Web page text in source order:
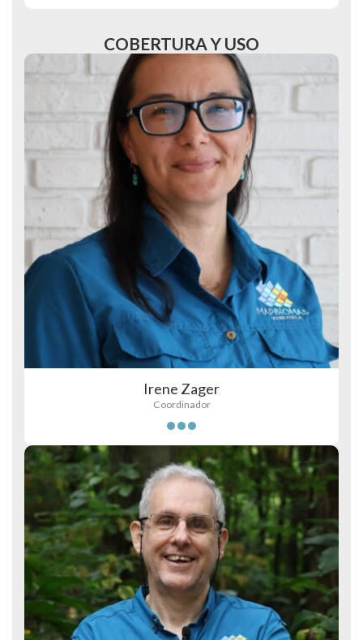
COBERTURA Y USO
Irene Zager
Coordinador